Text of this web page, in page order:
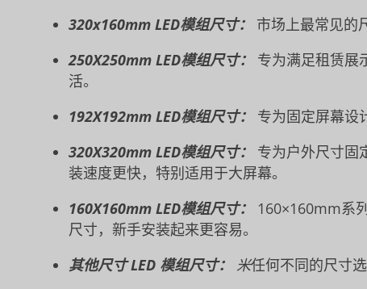
320x160mm LED模组尺寸：
市场上最常见的
250X250mm LED模组尺寸：
专为满足租赁展
活。
192X192mm LED模组尺寸：
专为固定屏幕设
320X320mm LED模组尺寸：
专为户外尺寸固
装速度更快，特别适用于大屏幕。
160X160mm LED模组尺寸：
160×160mm系
尺寸，新手安装起来更容易。
其他尺寸 LED 模组尺寸：
米任何不同的尺寸